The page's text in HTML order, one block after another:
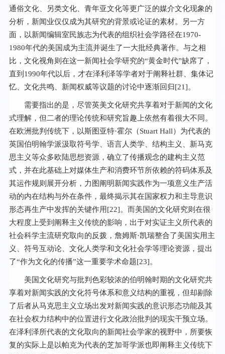
通俗文化、另类文化、青年亚文化等更广泛的媒介文化现象的
分析，新闻业仅仅成为其研究的背景或论证的素材。另一方
面，以新闻编辑室民族志为代表的组织社会学路径在1970-
1980年代的美国成为主流并诞生了一大批经典著作。与之相
比，文化视角则在这一新闻社会学研究的“黄金时代”缺席了，
直到1990年代以后，才在泽利泽等学者对于阐释社群、集体记
忆、文化共鸣、新闻权威等议题的讨论中逐渐回归[21]。
需要指出的是，尽管英美文化研究共享着对于新闻的文化
式理解，但二者的理论传统和研究旨趣上依然有着很大不同。
在欧洲批判传统下，以斯图亚特·霍尔（Stuart Hall）为代表的
英国伯明翰学派汲取符号学、语言人类学、结构主义、新马克
思主义等众多欧陆思想资源，确立了传播观念的建构主义范
式，并在此基础上对媒体生产和消费环节所依赖的符码体系及
其运作规则展开分析，力图阐明新闻实践作为一项意义生产活
动的内在结构与外在条件，最终揭示其在国家权力和主导意识
形态再生产中发挥的关键作用[22]。而美国的文化研究则在很
大程度上受到阐释主义传统的影响，出于对实证主义所代表的
社会科学主流研究取向的反拨，詹姆斯·凯瑞整合了美国实用主
义、符号互动论、文化人类学和文化社会学等理论资源，提出
了“作为文化的传播”这一重要学术命题[23]。
美国文化研究与批判色彩较浓的伯明翰时期的文化研究共
享着对新闻实践的文化符号体系和意义结构的重视，但却剔除
了后者从马克思主义立场出发对新闻实践的意识形态功能及其
在社会权力结构中的位置进行文化政治批判的现实干预立场。
在泽利泽所代表的文化取向的新闻社会学家的视野中，所要恢
复的实际上是以帕克为代表的芝加哥学派也即阐释主义传统下